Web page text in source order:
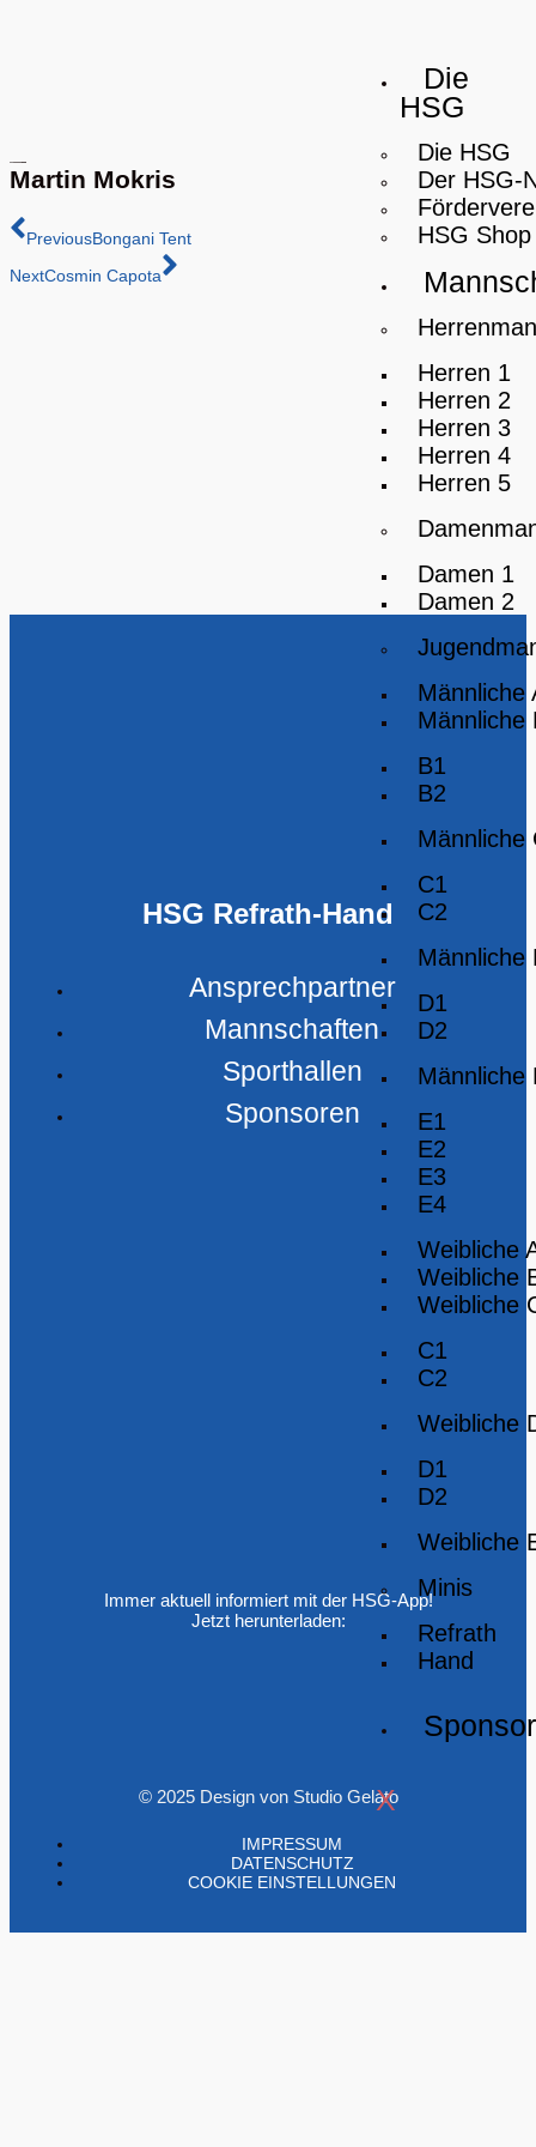
Die
HSG
Die HSG
Der HSG-
HSG Shop
Herren 1
Herren 2
Herren 3
Herren 4
Herren 5
Damen 1
Damen 2
Männliche
Männliche
B1
B2
Männliche
C1
C2
Männliche
D1
D2
Männliche
E1
E2
E3
E4
Weibliche
Weibliche
Weibliche
C1
C2
Weibliche
D1
D2
Weibliche
Minis
Refrath
Hand
X
Martin Mokris
PreviousBongani Tent
NextCosmin Capota
HSG Refrath-Hand
Ansprechpartner
Mannschaften
Sporthallen
Sponsoren
Immer aktuell informiert mit der HSG-App!
Jetzt herunterladen:
© 2025 Design von Studio Gelato
IMPRESSUM
DATENSCHUTZ
COOKIE EINSTELLUNGEN